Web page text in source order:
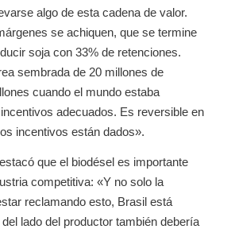
algo de esta cadena de valor.
se achiquen, que se termine
soja con 33% de retenciones.
sembrada de 20 millones de
cuando el mundo estaba
adecuados. Es reversible en
incentivos están dados».
que el biodésel es importante
competitiva: «Y no solo la
reclamando esto, Brasil está
lado del productor también debería